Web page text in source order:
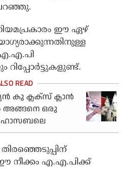
ഈ ഏഴ്
കു ക്ലക്‌സ് ക്ലാന്‍
അങ്ങനെ ഒരു
ഹോസബലെ
ഈ നീക്കം എ.എ.പിക്ക്